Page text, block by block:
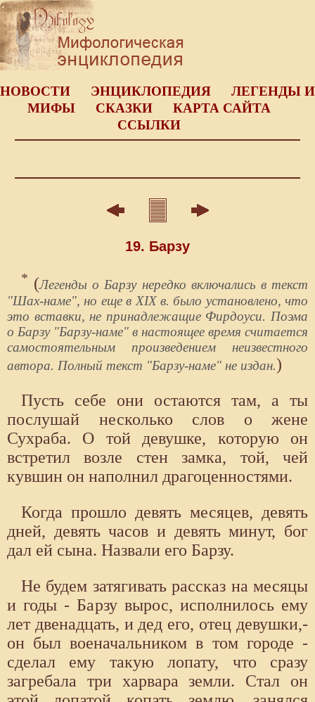
НОВОСТИ ЭНЦИКЛОПЕДИЯ
ЛЕГЕНДЫ И
МИФЫ
СКАЗКИ
КАРТА САЙТА
ССЫЛКИ
19. Барзу
* (Легенды о Барзу нередко включались в текст
"Шах-наме", но еще в XIX в. было установлено, что
это вставки, не принадлежащие Фирдоуси. Поэма
о Барзу "Барзу-наме" в настоящее время считается
самостоятельным произведением неизвестного
автора. Полный текст "Барзу-наме" не издан.)
Пусть себе они остаются там, а ты
послушай несколько слов о жене
Сухраба. О той девушке, которую он
встретил возле стен замка, той, чей
кувшин он наполнил драгоценностями.
Когда прошло девять месяцев, девять
дней, девять часов и девять минут, бог
дал ей сына. Назвали его Барзу.
Не будем затягивать рассказ на месяцы
и годы - Барзу вырос, исполнилось ему
лет двенадцать, и дед его, отец девушки,-
он был военачальником в том городе -
сделал ему такую лопату, что сразу
загребала три харвара земли. Стал он